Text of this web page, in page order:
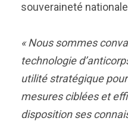
souveraineté
« Nous sommes
technologie
utilité stratégique
mesures ciblées et
disposition ses